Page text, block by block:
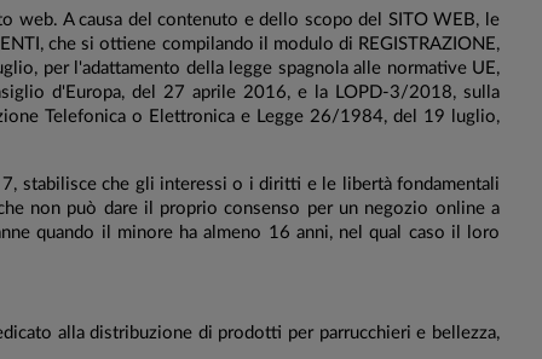
web. A causa del contenuto e dello scopo del SITO WEB, le
che si ottiene compilando il modulo di REGISTRAZIONE,
per l'adattamento della legge spagnola alle normative UE,
d'Europa, del 27 aprile 2016, e la LOPD-3/2018, sulla
Telefonica o Elettronica e Legge 26/1984, del 19 luglio,
stabilisce che gli interessi o i diritti e le libertà fondamentali
non può dare il proprio consenso per un negozio online a
quando il minore ha almeno 16 anni, nel qual caso il loro
alla distribuzione di prodotti per parrucchieri e bellezza,